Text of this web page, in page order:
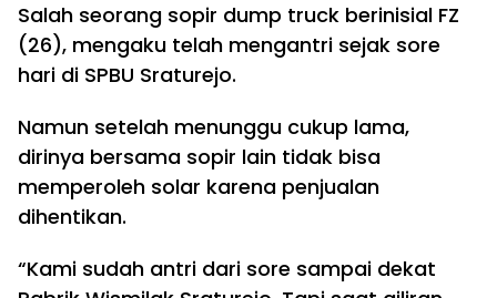
Salah seorang sopir dump truck berinisial FZ
(26), mengaku telah mengantri sejak sore
hari di SPBU Sraturejo.
Namun setelah menunggu cukup lama,
dirinya bersama sopir lain tidak bisa
memperoleh solar karena penjualan
dihentikan.
“Kami sudah antri dari sore sampai dekat